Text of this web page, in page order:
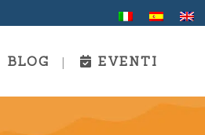
BLOG EVENTI